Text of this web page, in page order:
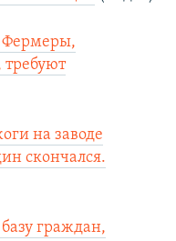
требуют
на заводе
скончался.
граждан,